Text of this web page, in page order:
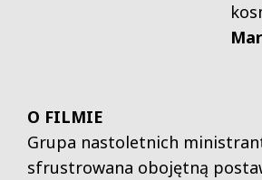
O FILMIE
Grupa nastoletnich
sfrustrowana obojętną